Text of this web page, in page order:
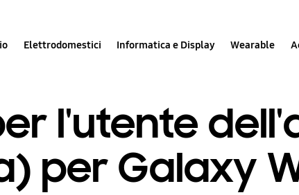
Elettrodomestici Informatica e Display Wearable
l'utente
per Galaxy